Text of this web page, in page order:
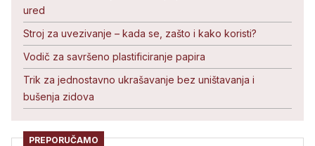
ured
Stroj za uvezivanje – kada se, zašto i kako koristi?
Vodič za savršeno plastificiranje papira
Trik za jednostavno ukrašavanje bez uništavanja i
bušenja zidova
PREPORUČAMO